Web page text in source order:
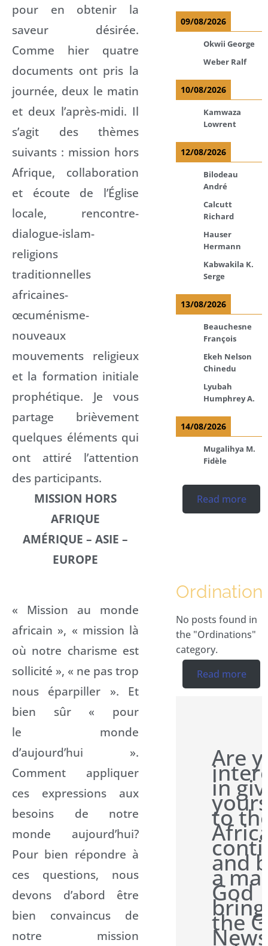
pour en obtenir la
saveur désirée.
Comme hier quatre
documents ont pris la
journée, deux le matin
et deux l’après-midi. Il
s’agit des thèmes
suivants : mission hors
Afrique, collaboration
et écoute de l’Église
locale, rencontre-
dialogue-islam-
religions
traditionnelles
africaines-
œcuménisme-
nouveaux
mouvements religieux
et la formation initiale
prophétique. Je vous
partage brièvement
quelques éléments qui
ont attiré l’attention
des participants.
MISSION HORS
AFRIQUE
AMÉRIQUE – ASIE –
EUROPE
« Mission au monde
africain », « mission là
où notre charisme est
sollicité », « ne pas trop
nous éparpiller ». Et
bien sûr « pour
le monde
d’aujourd’hui ».
Comment appliquer
ces expressions aux
besoins de notre
monde aujourd’hui?
Pour bien répondre à
ces questions, nous
devons d’abord être
bien convaincus de
notre mission
09/08/2026
Okwii George
Weber Ralf
10/08/2026
Kamwaza
Lowrent
12/08/2026
Bilodeau
André
Calcutt
Richard
Hauser
Hermann
Kabwakila K.
Serge
13/08/2026
Beauchesne
François
Ekeh Nelson
Chinedu
Lyubah
Humphrey A.
14/08/2026
Mugalihya M.
Fidèle
Read more
No posts found in
the "Ordinations"
category.
Read more
Are
in
to
and
a
God
the